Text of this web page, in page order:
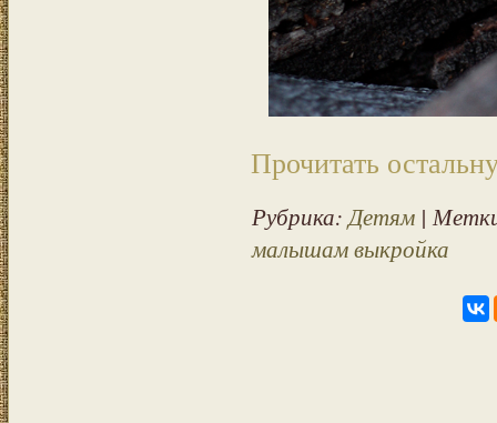
Прочитать
Рубрика:Детям |
малышам выкройка